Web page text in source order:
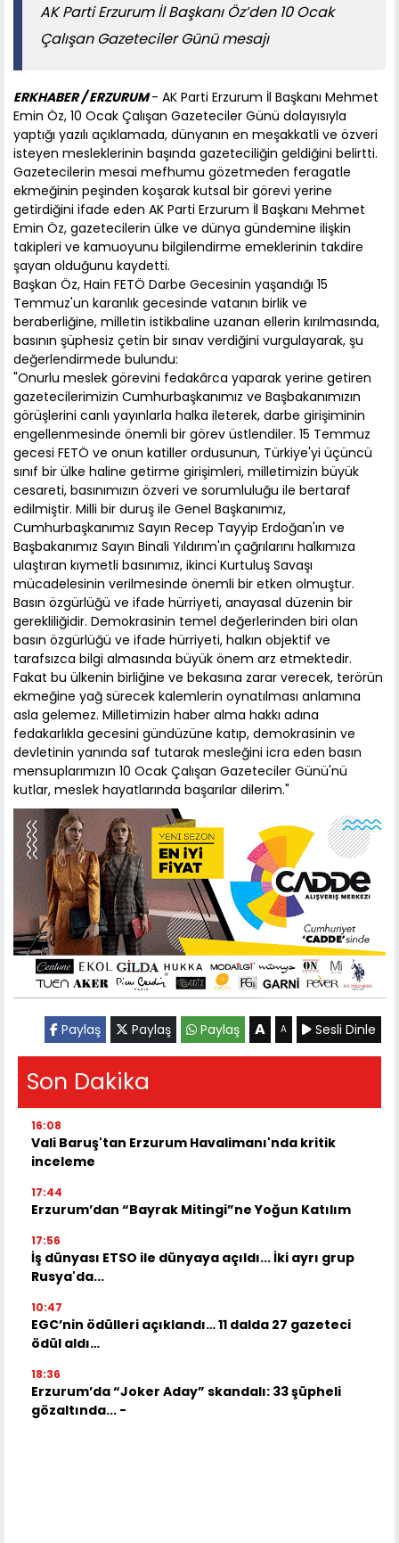
AK Parti Erzurum İl Başkanı Öz’den 10 Ocak
Çalışan Gazeteciler Günü mesajı
ERKHABER / ERZURUM- AK Parti Erzurum İl Başkanı Mehmet
Emin Öz, 10 Ocak Çalışan Gazeteciler Günü dolayısıyla
yaptığı yazılı açıklamada, dünyanın en meşakkatli ve özveri
isteyen mesleklerinin başında gazeteciliğin geldiğini belirtti.
Gazetecilerin mesai mefhumu gözetmeden feragatle
ekmeğinin peşinden koşarak kutsal bir görevi yerine
getirdiğini ifade eden AK Parti Erzurum İl Başkanı Mehmet
Emin Öz, gazetecilerin ülke ve dünya gündemine ilişkin
takipleri ve kamuoyunu bilgilendirme emeklerinin takdire
şayan olduğunu kaydetti.
Başkan Öz, Hain FETÖ Darbe Gecesinin yaşandığı 15
Temmuz'un karanlık gecesinde vatanın birlik ve
beraberliğine, milletin istikbaline uzanan ellerin kırılmasında,
basının şüphesiz çetin bir sınav verdiğini vurgulayarak, şu
değerlendirmede bulundu:
"Onurlu meslek görevini fedakârca yaparak yerine getiren
gazetecilerimizin Cumhurbaşkanımız ve Başbakanımızın
görüşlerini canlı yayınlarla halka ileterek, darbe girişiminin
engellenmesinde önemli bir görev üstlendiler. 15 Temmuz
gecesi FETÖ ve onun katiller ordusunun, Türkiye'yi üçüncü
sınıf bir ülke haline getirme girişimleri, milletimizin büyük
cesareti, basınımızın özveri ve sorumluluğu ile bertaraf
edilmiştir. Milli bir duruş ile Genel Başkanımız,
Cumhurbaşkanımız Sayın Recep Tayyip Erdoğan'ın ve
Başbakanımız Sayın Binali Yıldırım'ın çağrılarını halkımıza
ulaştıran kıymetli basınımız, ikinci Kurtuluş Savaşı
mücadelesinin verilmesinde önemli bir etken olmuştur.
Basın özgürlüğü ve ifade hürriyeti, anayasal düzenin bir
gerekliliğidir. Demokrasinin temel değerlerinden biri olan
basın özgürlüğü ve ifade hürriyeti, halkın objektif ve
tarafsızca bilgi almasında büyük önem arz etmektedir.
Fakat bu ülkenin birliğine ve bekasına zarar verecek, terörün
ekmeğine yağ sürecek kalemlerin oynatılması anlamına
asla gelemez. Milletimizin haber alma hakkı adına
fedakarlıkla gecesini gündüzüne katıp, demokrasinin ve
devletinin yanında saf tutarak mesleğini icra eden basın
mensuplarımızın 10 Ocak Çalışan Gazeteciler Günü'nü
kutlar, meslek hayatlarında başarılar dilerim."
Paylaş Paylaş Paylaş A A Sesli Dinle
Son Dakika
16:08
Vali Baruş'tan Erzurum Havalimanı'nda kritik
inceleme
17:44
Erzurum’dan “Bayrak Mitingi”ne Yoğun Katılım
17:56
İş dünyası ETSO ile dünyaya açıldı... İki ayrı grup
Rusya'da...
10:47
EGC’nin ödülleri açıklandı… 11 dalda 27 gazeteci
ödül aldı…
18:36
Erzurum’da “Joker Aday” skandalı: 33 şüpheli
gözaltında... -